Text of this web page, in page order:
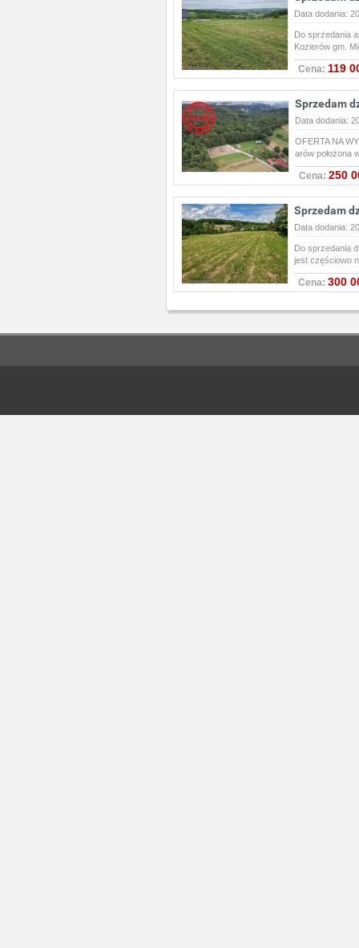
Data dodania:
Do sprzedania
Kozierów gm.
Cena: 119
Sprzedam
Data dodania:
OFERTA NA
arów położona
Cena: 250
Sprzedam
Data dodania:
Do sprzedania
jest częściowo
Cena: 300